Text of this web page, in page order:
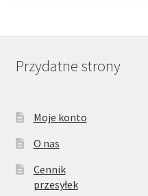
Przydatne strony
Moje konto
O nas
Cennik
przesyłek